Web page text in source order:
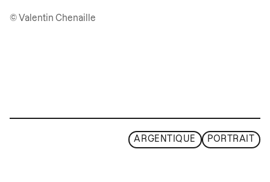
© Valentin Chenaille
ARGENTIQUE PORTRAIT